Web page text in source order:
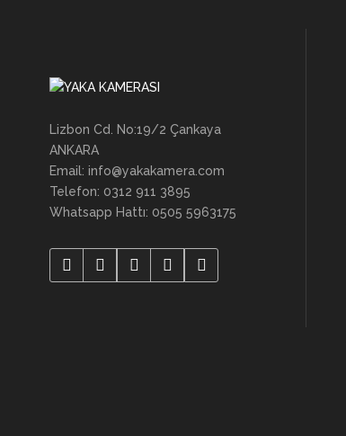
Lizbon Cd. No:19/2 Çankaya
ANKARA
Email: info@yakakamera.com
Telefon: 0312 911 3895
Whatsapp Hattı: 0505 5963175